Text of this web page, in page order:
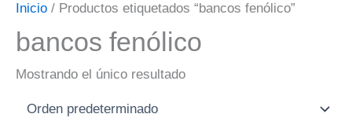
Inicio / Productos etiquetados “bancos fenólico”
bancos fenólico
Mostrando el único resultado